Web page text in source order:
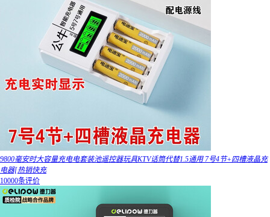
9800毫安时大容量充电电套装池遥控器玩具KTV话筒代替1.5通用 7号4节+四槽液晶充
电器[热销快充
10000条评价